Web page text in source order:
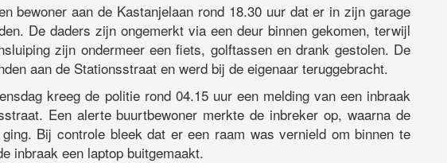
bewoner aan de Kastanjelaan rond 18.30 uur dat er in zijn garage
De daders zijn ongemerkt via een deur binnen gekomen, terwijl
zijn ondermeer een fiets, golftassen en drank gestolen. De
aan de Stationsstraat en werd bij de eigenaar teruggebracht.
kreeg de politie rond 04.15 uur een melding van een inbraak
Een alerte buurtbewoner merkte de inbreker op, waarna de
Bij controle bleek dat er een raam was vernield om binnen te
inbraak een laptop buitgemaakt.